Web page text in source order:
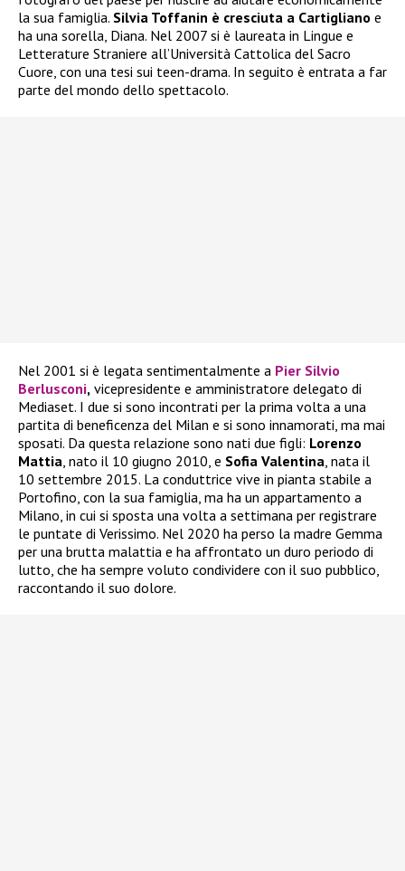
la sua famiglia. Silvia Toffanin è cresciuta a Cartigliano e
ha una sorella, Diana. Nel 2007 si è laureata in Lingue e
Letterature Straniere all’Università Cattolica del Sacro
Cuore, con una tesi sui teen-drama. In seguito è entrata a far
parte del mondo dello spettacolo.
Nel 2001 si è legata sentimentalmente a Pier Silvio
Berlusconi, vicepresidente e amministratore delegato di
Mediaset. I due si sono incontrati per la prima volta a una
partita di beneficenza del Milan e si sono innamorati, ma mai
sposati. Da questa relazione sono nati due figli: Lorenzo
Mattia, nato il 10 giugno 2010, e Sofia Valentina, nata il
10 settembre 2015. La conduttrice vive in pianta stabile a
Portofino, con la sua famiglia, ma ha un appartamento a
Milano, in cui si sposta una volta a settimana per registrare
le puntate di Verissimo. Nel 2020 ha perso la madre Gemma
per una brutta malattia e ha affrontato un duro periodo di
lutto, che ha sempre voluto condividere con il suo pubblico,
raccontando il suo dolore.